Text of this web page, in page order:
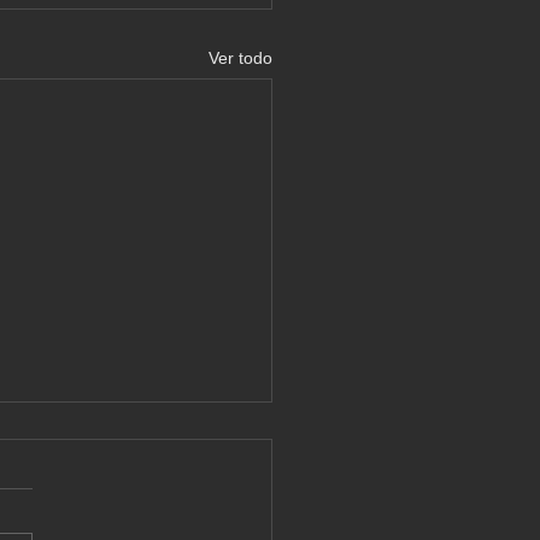
Ver todo